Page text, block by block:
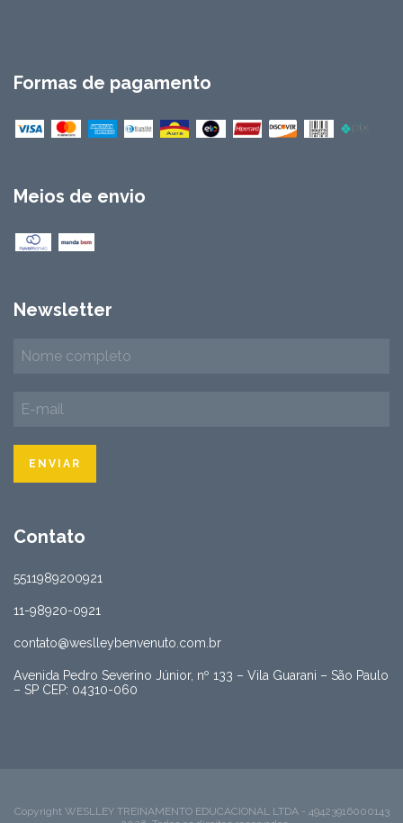
Formas de pagamento
Meios de envio
Newsletter
Contato
5511989200921
11-98920-0921
contato@weslleybenvenuto.com.br
Avenida Pedro Severino Júnior, nº 133 – Vila Guarani – São Paulo
– SP CEP: 04310-060
Copyright WESLLEY TREINAMENTO EDUCACIONAL LTDA - 49423916000143